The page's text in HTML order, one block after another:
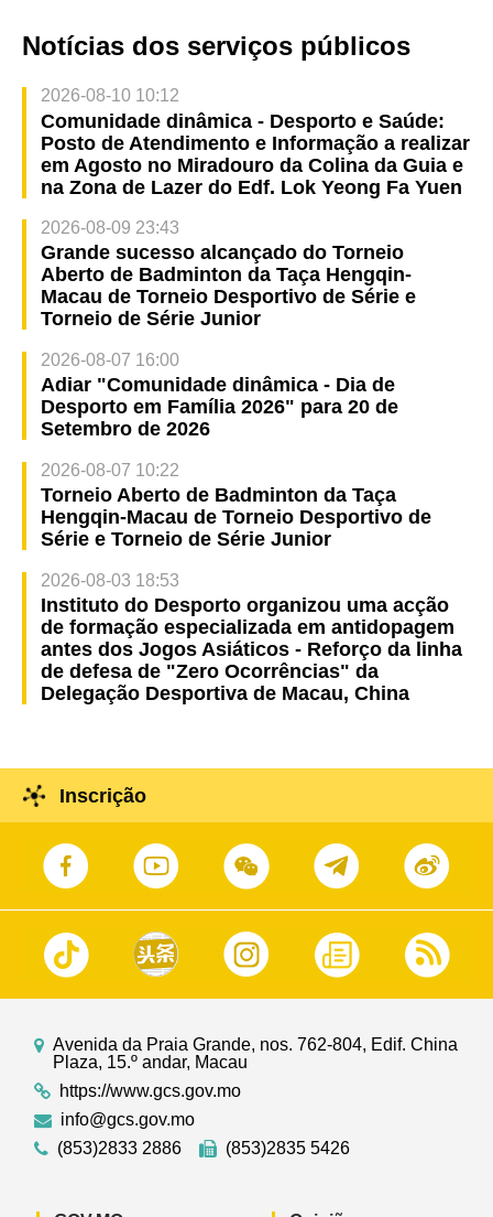
Notícias dos serviços públicos
2026-08-10 10:12
Comunidade dinâmica - Desporto e Saúde:
Posto de Atendimento e Informação a realizar
em Agosto no Miradouro da Colina da Guia e
na Zona de Lazer do Edf. Lok Yeong Fa Yuen
2026-08-09 23:43
Grande sucesso alcançado do Torneio
Aberto de Badminton da Taça Hengqin-
Macau de Torneio Desportivo de Série e
Torneio de Série Junior
2026-08-07 16:00
Adiar "Comunidade dinâmica - Dia de
Desporto em Família 2026" para 20 de
Setembro de 2026
2026-08-07 10:22
Torneio Aberto de Badminton da Taça
Hengqin-Macau de Torneio Desportivo de
Série e Torneio de Série Junior
2026-08-03 18:53
Instituto do Desporto organizou uma acção
de formação especializada em antidopagem
antes dos Jogos Asiáticos - Reforço da linha
de defesa de "Zero Ocorrências" da
Delegação Desportiva de Macau, China
Inscrição
Avenida da Praia Grande, nos. 762-804, Edif. China
Plaza, 15.º andar, Macau
https://www.gcs.gov.mo
info@gcs.gov.mo
(853)2833 2886
(853)2835 5426